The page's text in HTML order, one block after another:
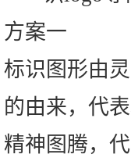
方案一
标识图形由
的由来，代
精神图腾，